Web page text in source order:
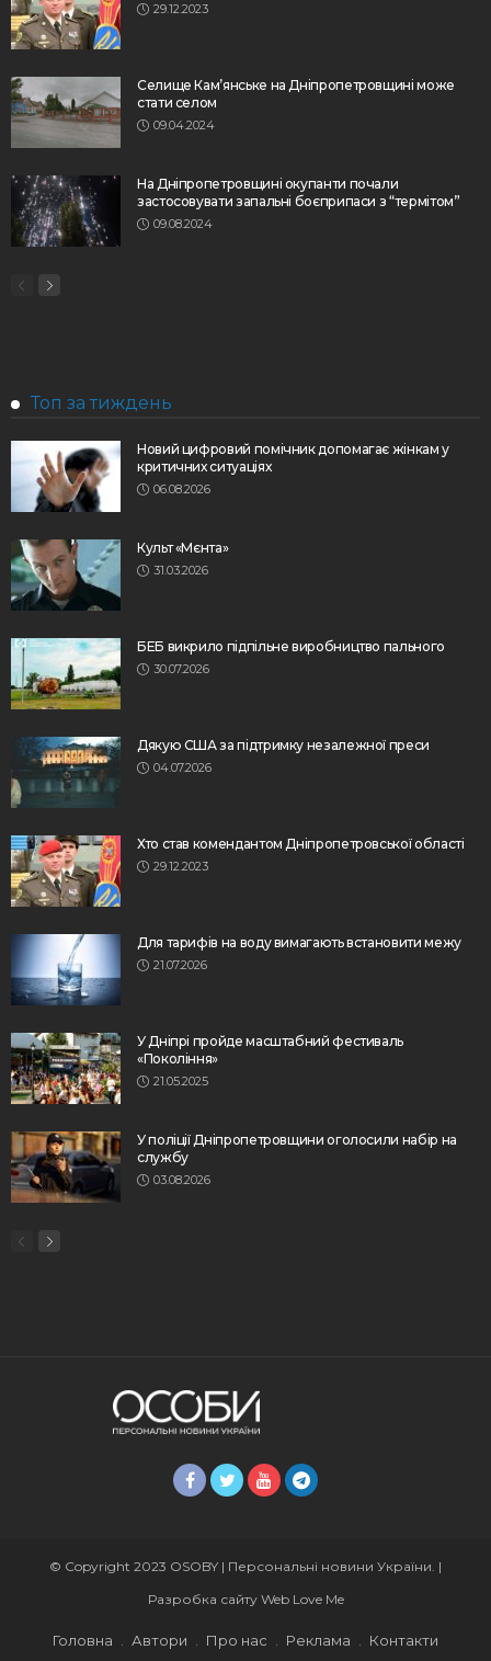
29.12.2023
Селище Кам’янське на Дніпропетровщині може
стати селом
09.04.2024
На Дніпропетровщині окупанти почали
застосовувати запальні боєприпаси з “термітом”
09.08.2024
Топ за тиждень
Новий цифровий помічник допомагає жінкам у
критичних ситуаціях
06.08.2026
Культ «Мєнта»
31.03.2026
БЕБ викрило підпільне виробництво пального
30.07.2026
Дякую США за підтримку незалежної преси
04.07.2026
Хто став комендантом Дніпропетровської області
29.12.2023
Для тарифів на воду вимагають встановити межу
21.07.2026
У Дніпрі пройде масштабний фестиваль
«Покоління»
21.05.2025
У поліції Дніпропетровщини оголосили набір на
службу
03.08.2026
© Copyright 2023 OSOBY | Персональні новини України. |
Разробка сайтуWeb Love Me
Головна Автори Про нас Реклама Контакти